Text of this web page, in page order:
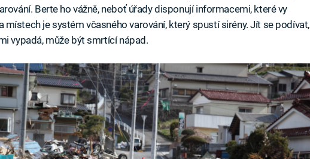
Berte ho vážně, neboť úřady disponují informacemi, které vy
místech je systém včasného varování, který spustí sirény. Jít se podívat,
vypadá, může být smrtící nápad.